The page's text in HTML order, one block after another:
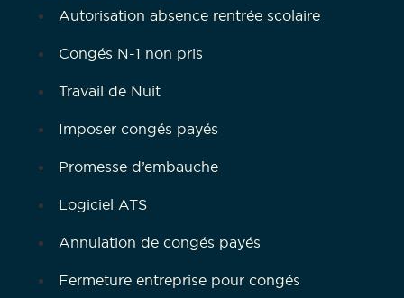
Autorisation absence rentrée scolaire
Congés N-1 non pris
Travail de Nuit
Imposer congés payés
Promesse d’embauche
Logiciel ATS
Annulation de congés payés
Fermeture entreprise pour congés